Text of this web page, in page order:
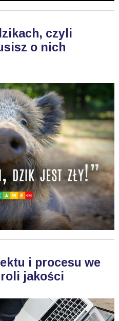
czyli
o nich
i procesu we
jakości